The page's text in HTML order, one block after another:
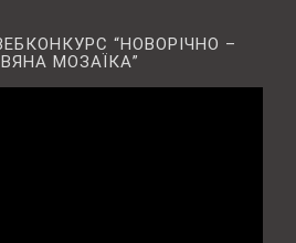
“НОВОРІЧНО –
МОЗАЇКА”